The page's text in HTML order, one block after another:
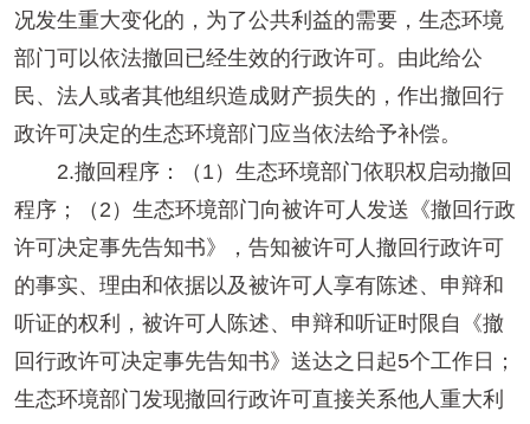
况发生重大变化的，为了公共利益的需要，生态环境
部门可以依法撤回已经生效的行政许可。由此给公
民、法人或者其他组织造成财产损失的，作出撤回行
政许可决定的生态环境部门应当依法给予补偿。
2.撤回程序：（1）生态环境部门依职权启动撤回
程序；（2）生态环境部门向被许可人发送《撤回行政
许可决定事先告知书》，告知被许可人撤回行政许可
的事实、理由和依据以及被许可人享有陈述、申辩和
听证的权利，被许可人陈述、申辩和听证时限自《撤
回行政许可决定事先告知书》送达之日起5个工作日；
生态环境部门发现撤回行政许可直接关系他人重大利